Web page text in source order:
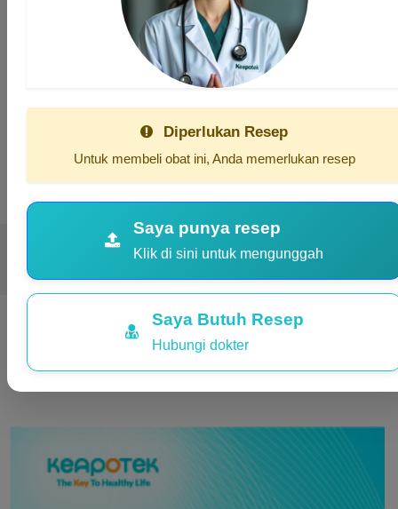
Diperlukan Resep
Untuk membeli obat ini, Anda memerlukan resep
Saya punya resep
Klik di sini untuk mengunggah
Saya Butuh Resep
Hubungi dokter
Komentar pengguna
Gabungataudaftar
Silopect Tablet Batuk Berdahak
Produk-produk terkait